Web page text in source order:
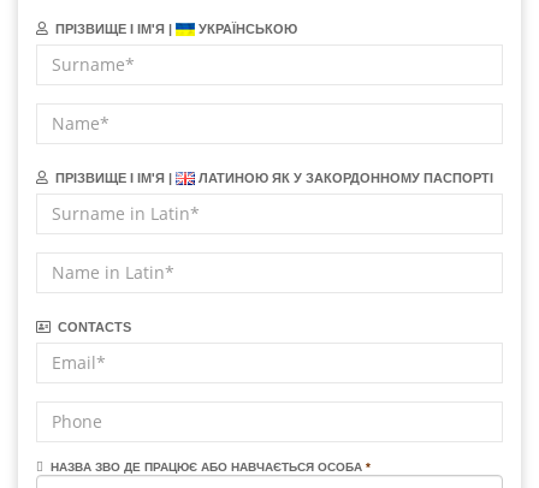
ПРІЗВИЩЕ І ІМ'Я | УКРАЇНСЬКОЮ
ПРІЗВИЩЕ І ІМ'Я | ЛАТИНОЮ ЯК У ЗАКОРДОННОМУ ПАСПОРТІ
CONTACTS
НАЗВА ЗВО ДЕ ПРАЦЮЄ АБО НАВЧАЄТЬСЯ ОСОБА *